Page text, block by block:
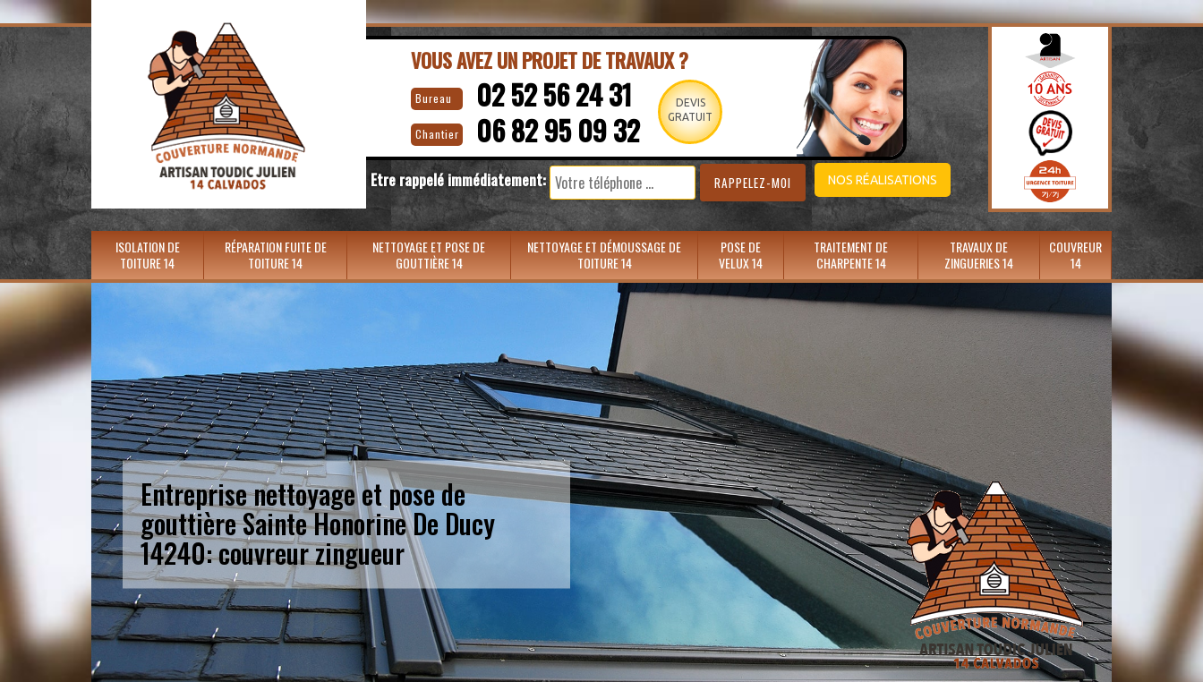
VOUS AVEZ UN PROJET DE TRAVAUX ?
Bureau 02 52 56 24 31
Chantier 06 82 95 09 32
DEVIS
GRATUIT
Etre rappelé immédiatement: NOS RÉALISATIONS
ISOLATION DE
TOITURE 14
RÉPARATION FUITE DE
TOITURE 14
NETTOYAGE ET POSE DE
GOUTTIÈRE 14
NETTOYAGE ET DÉMOUSSAGE DE
TOITURE 14
POSE DE
VELUX 14
TRAITEMENT DE
CHARPENTE 14
TRAVAUX DE
ZINGUERIES 14
COUVREUR
14
Entreprise nettoyage et pose de
gouttière Sainte Honorine De Ducy
14240: couvreur zingueur